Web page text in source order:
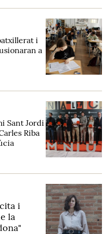
i
a
Sant Jordi
Riba
i
la